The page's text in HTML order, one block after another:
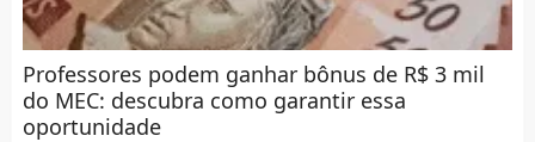
Professores podem ganhar bônus de R$ 3 mil
do MEC: descubra como garantir essa
oportunidade